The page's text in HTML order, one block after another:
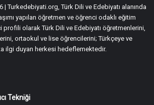
Turkedebiyati.org, Türk Dili ve Edebiyatı alanında
yapılan öğretmen ve öğrenci odaklı eğitim
olarak Türk Dili ve Edebiyatı öğretmenlerini,
ortaokul ve lise öğrencilerini; Türkçeye ve
ilgi duyan herkesi hedeflemektedir.
Tekniği